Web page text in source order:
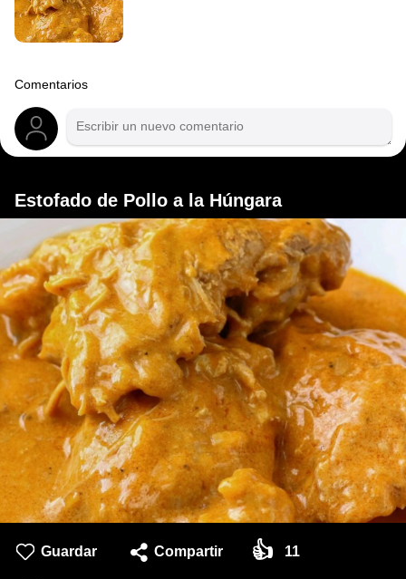
Comentarios
Estofado de Pollo a la Húngara
Guardar Compartir 👍 11